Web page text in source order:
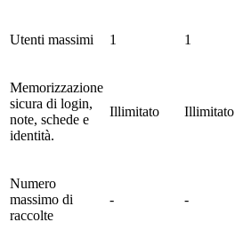
Utenti massimi 1 1
Memorizzazione
sicura di login,
note, schede e
identità.
Illimitato Illimitato
Numero
massimo di
raccolte
- -